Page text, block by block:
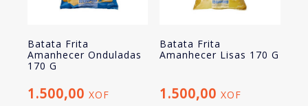
Batata Frita
Amanhecer Onduladas
170 G
1.500,00 XOF
Batata Frita
Amanhecer Lisas 170 G
1.500,00XOF